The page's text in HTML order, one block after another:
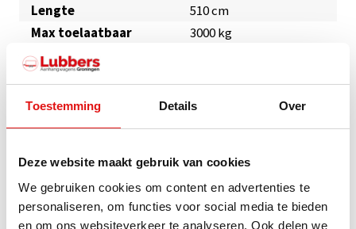
Toestemming Details Over
Deze website maakt gebruik van cookies
We gebruiken cookies om content en advertenties te
personaliseren, om functies voor social media te bieden
en om ons websiteverkeer te analyseren. Ook delen we
Lengte
510 cm
Max toelaatbaar
gewicht
3000 kg
Max. laadvermogen
Merk
Carliner
Komt ook voor in
Autoambulance huren
Groningen